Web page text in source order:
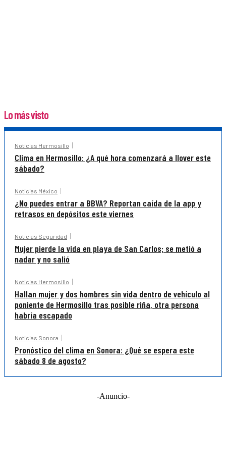
Lo más visto
Noticias Hermosillo
Clima en Hermosillo: ¿A qué hora comenzará a llover este
sábado?
Noticias México
¿No puedes entrar a BBVA? Reportan caída de la app y
retrasos en depósitos este viernes
Noticias Seguridad
Mujer pierde la vida en playa de San Carlos; se metió a
nadar y no salió
Noticias Hermosillo
Hallan mujer y dos hombres sin vida dentro de vehículo al
poniente de Hermosillo tras posible riña, otra persona
habría escapado
Noticias Sonora
Pronóstico del clima en Sonora: ¿Qué se espera este
sábado 8 de agosto?
-Anuncio-